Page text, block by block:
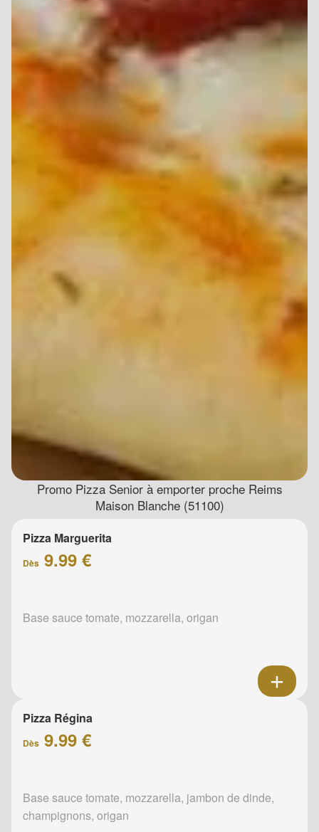
Promo Pizza Senior à emporter proche Reims
Maison Blanche (51100)
Pizza Marguerita
Dès 9.99 €
Base sauce tomate, mozzarella, origan
Pizza Régina
Dès 9.99 €
Base sauce tomate, mozzarella, jambon de dinde,
champignons, origan